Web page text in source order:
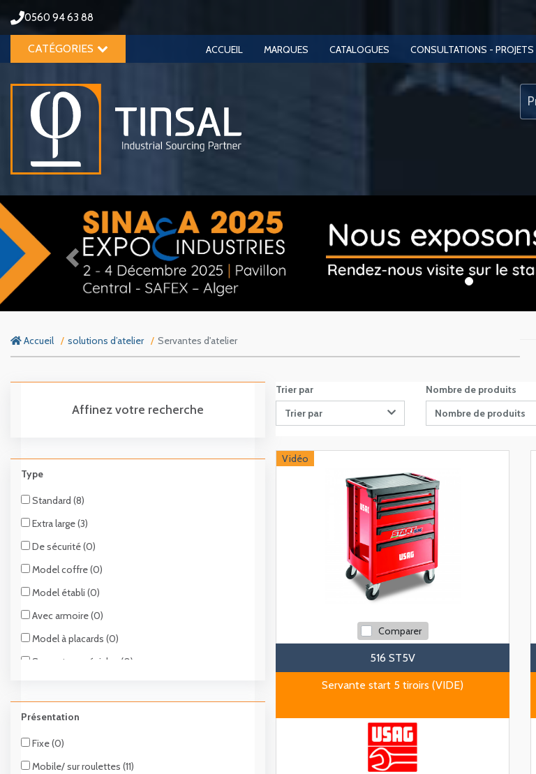
0560 94 63 88
CATÉGORIES ACCUEIL MARQUES CATALOGUES CONSULTATIONS - PROJETS
Previous
Accueil solutions d’atelier Servantes d'atelier
Affinez votre recherche
Type
Standard (8)
Extra large (3)
De sécurité (0)
Model coffre (0)
Model établi (0)
Avec armoire (0)
Model à placards (0)
Servantes spéciales (0)
Présentation
Fixe (0)
Mobile/ sur roulettes (11)
Trier par
Trier par
Nombre de produits
Nombre de produits
Vidéo
Comparer
516 ST5V
Servante start 5 tiroirs (VIDE)